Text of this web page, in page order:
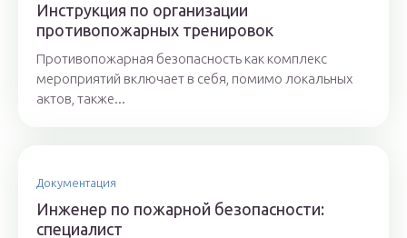
Инструкция по организации
противопожарных тренировок
Противопожарная безопасность как комплекс
мероприятий включает в себя, помимо локальных
актов, также...
Документация
Инженер по пожарной безопасности:
специалист